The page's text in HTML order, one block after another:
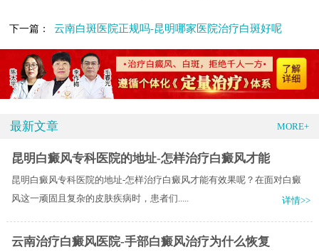
下一篇： 云南白斑医院正规吗-昆明哪家医院治疗白斑好呢
最新文章 MORE+
昆明白癜风专科医院的地址-怎样治疗白癜风才能
昆明白癜风专科医院的地址-怎样治疗白癜风才能有效果呢？在面对白癜
风这一顽固且复杂的皮肤疾病时，患者们.....
详情>>
云南治疗白癜风医院-手部白癜风治疗为什么恢复